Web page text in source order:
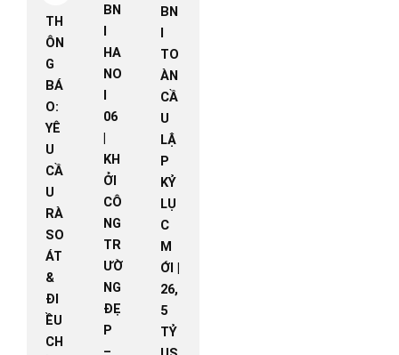
TH
ÔN
G
BÁ
O:
YÊ
U
CẦ
U
RÀ
SO
ÁT
&
ĐI
ỀU
CH
BN
I
HA
NO
I
06
|
KH
ỞI
CÔ
NG
TR
ƯỜ
NG
ĐẸ
P
–
BN
I
TO
ÀN
CẦ
U
LẬ
P
KỶ
LỤ
C
M
ỚI |
26,
5
TỶ